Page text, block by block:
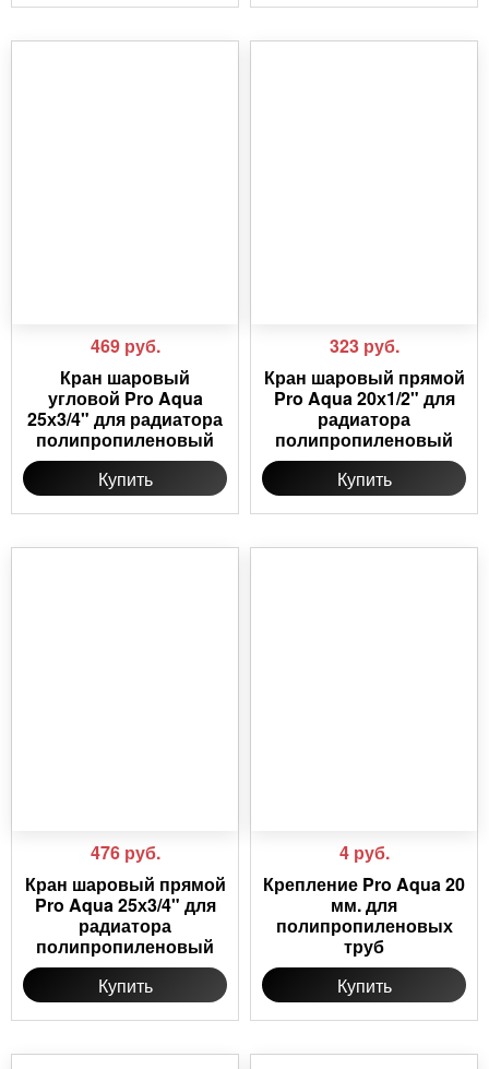
469 руб.
Кран шаровый
угловой Pro Aqua
25х3/4" для радиатора
полипропиленовый
Купить
323 руб.
Кран шаровый прямой
Pro Aqua 20х1/2" для
радиатора
полипропиленовый
Купить
476 руб.
Кран шаровый прямой
Pro Aqua 25х3/4" для
радиатора
полипропиленовый
Купить
4 руб.
Крепление Pro Aqua 20
мм. для
полипропиленовых
труб
Купить